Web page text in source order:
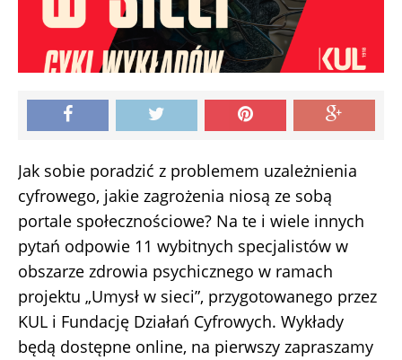
Jak sobie poradzić z problemem uzależnienia
cyfrowego, jakie zagrożenia niosą ze sobą
portale społecznościowe? Na te i wiele innych
pytań odpowie 11 wybitnych specjalistów w
obszarze zdrowia psychicznego w ramach
projektu „Umysł w sieci”, przygotowanego przez
KUL i Fundację Działań Cyfrowych. Wykłady
będą dostępne online, na pierwszy zapraszamy